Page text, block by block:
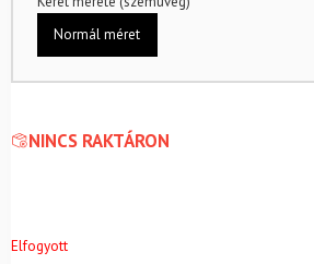
Normál méret
NINCS RAKTÁRON
Elfogyott